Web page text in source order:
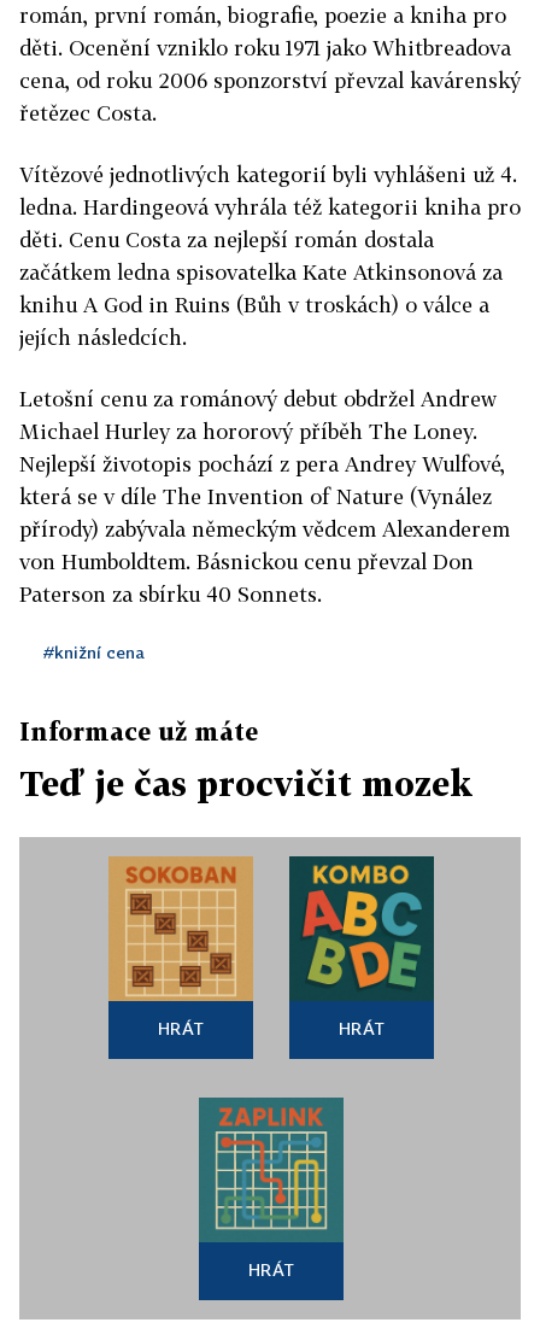
román, první román, biografie, poezie a kniha pro
děti. Ocenění vzniklo roku 1971 jako Whitbreadova
cena, od roku 2006 sponzorství převzal kavárenský
řetězec Costa.
Vítězové jednotlivých kategorií byli vyhlášeni už 4.
ledna. Hardingeová vyhrála též kategorii kniha pro
děti. Cenu Costa za nejlepší román dostala
začátkem ledna spisovatelka Kate Atkinsonová za
knihu A God in Ruins (Bůh v troskách) o válce a
jejích následcích.
Letošní cenu za románový debut obdržel Andrew
Michael Hurley za hororový příběh The Loney.
Nejlepší životopis pochází z pera Andrey Wulfové,
která se v díle The Invention of Nature (Vynález
přírody) zabývala německým vědcem Alexanderem
von Humboldtem. Básnickou cenu převzal Don
Paterson za sbírku 40 Sonnets.
#knižní cena
Informace už máte
Teď je čas procvičit mozek
HRÁT HRÁT
HRÁT